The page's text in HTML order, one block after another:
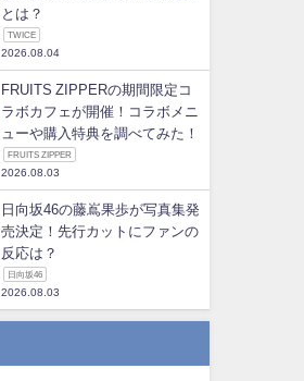
とは？
TWICE
2026.08.04
FRUITS ZIPPERの期間限定コ
ラボカフェが開催！コラボメニ
ューや購入特典を調べてみた！
FRUITS ZIPPER
2026.08.03
日向坂46の藤嶌果歩が写真集発
売決定！先行カットにファンの
反応は？
日向坂46
2026.08.03